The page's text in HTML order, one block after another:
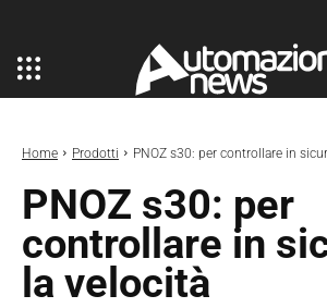
Home Prodotti PNOZ s30: per controllare in
PNOZ s30: per
controllare in
la velocità